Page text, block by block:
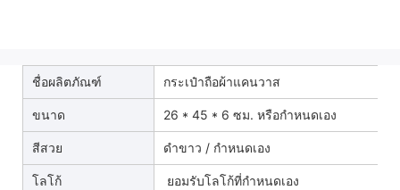
ชื่อผลิตภัณฑ์ กระเป๋าถือผ้าแคนวาส
ขนาด 26 * 45 * 6 ซม. หรือกำหนดเอง
สีสวย ดำขาว / กำหนดเอง
โลโก้ ยอมรับโลโก้ที่กำหนดเอง